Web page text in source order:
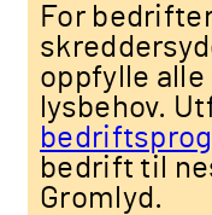
For
oppfylle alle
lysbehov.
bedrift til
Gromlyd.